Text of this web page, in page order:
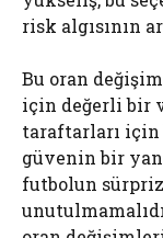
risk algısının
Bu oran
için değerli bir
taraftarları için
güvenin bir
futbolun